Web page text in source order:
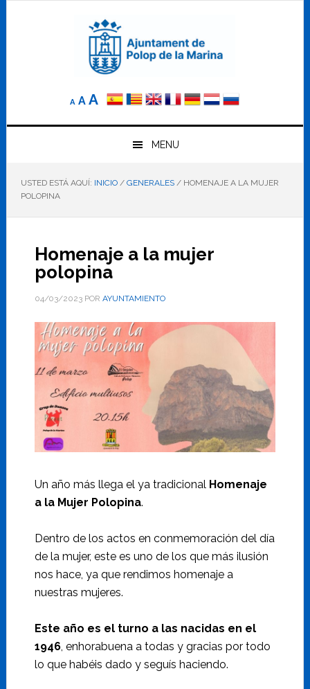
A
Reducir
elA Tamaño
AAumentar
el
tamaño
letra
MENU
USTED ESTÁ AQUÍ: INICIO / GENERALES /HOMENAJE A LA MUJER
POLOPINA
Homenaje a la mujer
polopina
04/03/2023POR AYUNTAMIENTO
Un año más llega el ya tradicional Homenaje
a la Mujer Polopina.
Dentro de los actos en conmemoración del día
de la mujer, este es uno de los que más ilusión
nos hace, ya que rendimos homenaje a
nuestras mujeres.
Este año es el turno a las nacidas en el
1946, enhorabuena a todas y gracias por todo
lo que habéis dado y seguís haciendo.